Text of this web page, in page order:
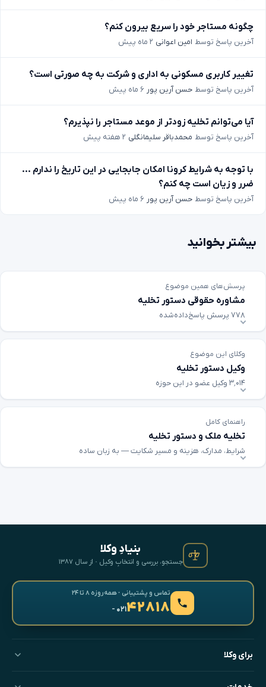
چگونه مستاجر خود را سریع بیرون کنم؟
آخرین پاسخ توسط امین اعوانی ۲ ماه پیش
تغییر کاربری مسکونی به اداری و شرکت به چه صورتی است؟
آخرین پاسخ توسط حسن آرین پور ۶ ماه پیش
آیا می‌توانم تخلیه زودتر از موعد مستاجر را نپذیرم؟
آخرین پاسخ توسط محمدباقر سلیمانگلی ۲ هفته پیش
با توجه به شرایط کرونا امکان جابجایی در این تاریخ را ندارم ...
ضرر و زیان است چه کنم؟
آخرین پاسخ توسط حسن آرین پور ۶ ماه پیش
بیشتر بخوانید
پرسش‌های همین موضوع
مشاوره حقوقی دستور تخلیه
۷۷۸ پرسش پاسخ‌داده‌شده
وکلای این موضوع
وکیل دستور تخلیه
۳٬۰۱۴ وکیل عضو در این حوزه
راهنمای کامل
تخلیه ملک و دستور تخلیه
شرایط، مدارک، هزینه و مسیر شکایت — به زبان ساده
بنیادِ وکلا
جستجو، بررسی و انتخابِ وکیل · از سال ۱۳۸۷
تماس و پشتیبانی · همه‌روزه ۸ تا ۲۴
۴۲۸۱۸- ۰۲۱
برای وکلا